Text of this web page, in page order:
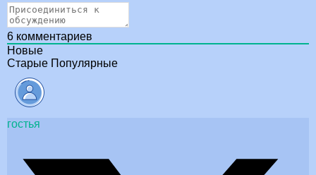
6 комментариев
Новые
Старые Популярные
гостья